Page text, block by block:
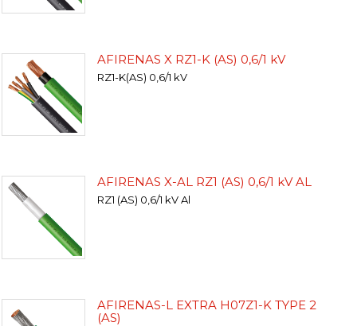
AFIRENAS X RZ1-K (AS) 0,6/1 kV
RZ1-K(AS) 0,6/1 kV
AFIRENAS X-AL RZ1 (AS) 0,6/1 kV AL
RZ1 (AS) 0,6/1 kV Al
AFIRENAS-L EXTRA H07Z1-K TYPE 2
(AS)